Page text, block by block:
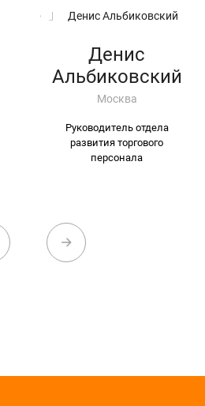
Денис
Альбиковский
Москва
Руководитель отдела
развития торгового
персонала